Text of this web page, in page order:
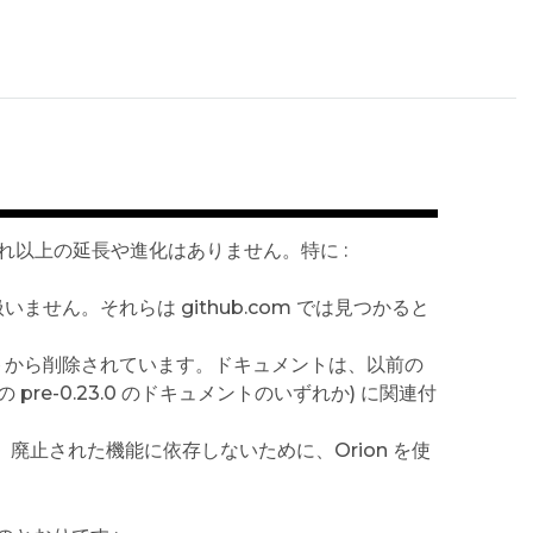
上の延長や進化はありません。特に :
ません。それらは github.com では見つかると
ら削除されています。ドキュメントは、以前の
pre-0.23.0 のドキュメントのいずれか) に関連付
止された機能に依存しないために、Orion を使